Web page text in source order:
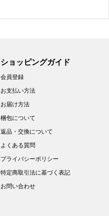
ショッピングガイド
会員登録
お支払い方法
お届け方法
梱包について
返品・交換について
よくある質問
プライバシーポリシー
特定商取引法に基づく表記
お問い合わせ